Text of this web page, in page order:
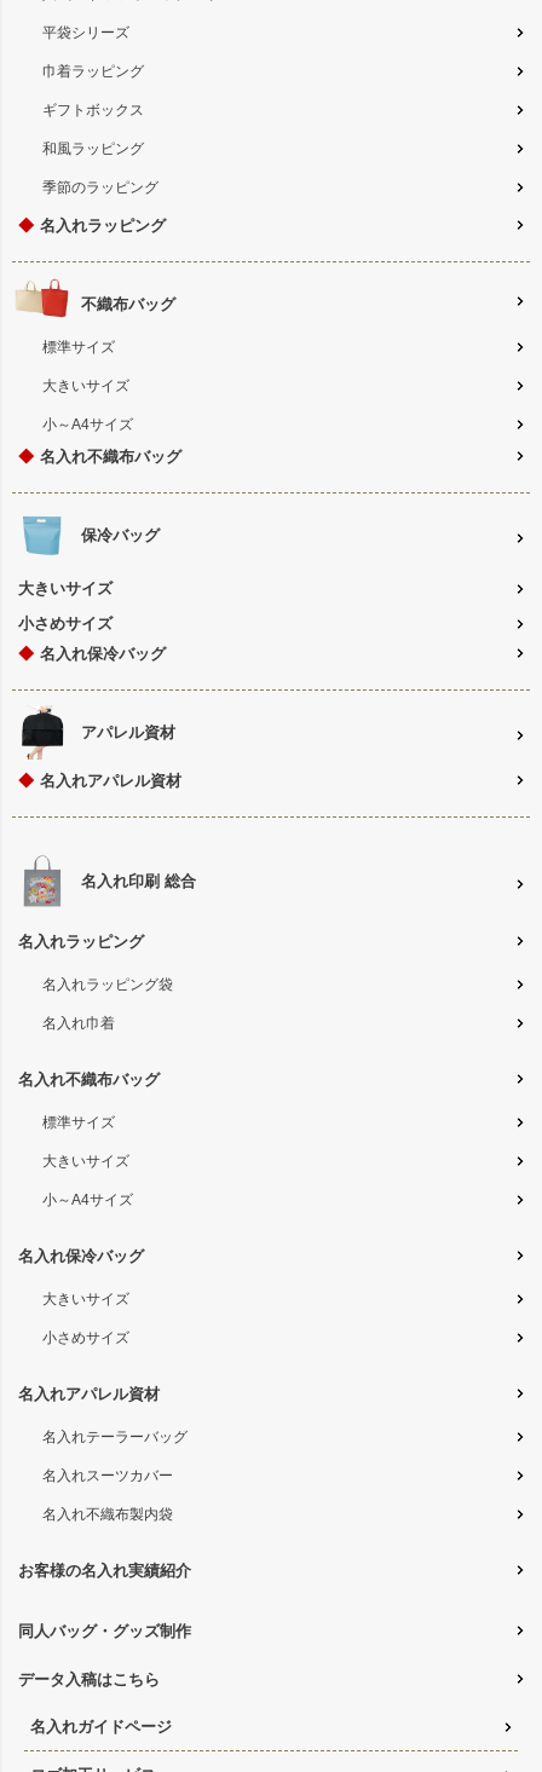
平袋シリーズ
巾着ラッピング
ギフトボックス
和風ラッピング
季節のラッピング
◆ 名入れラッピング
不織布バッグ
標準サイズ
大きいサイズ
小～A4サイズ
◆ 名入れ不織布バッグ
保冷バッグ
大きいサイズ
小さめサイズ
◆ 名入れ保冷バッグ
アパレル資材
◆ 名入れアパレル資材
名入れ印刷 総合
名入れラッピング
名入れラッピング袋
名入れ巾着
名入れ不織布バッグ
標準サイズ
大きいサイズ
小～A4サイズ
名入れ保冷バッグ
大きいサイズ
小さめサイズ
名入れアパレル資材
名入れテーラーバッグ
名入れスーツカバー
名入れ不織布製内袋
お客様の名入れ実績紹介
同人バッグ・グッズ制作
データ入稿はこちら
名入れガイドページ